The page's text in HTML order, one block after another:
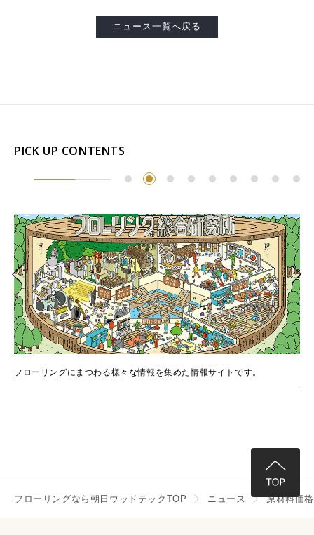
ニュース一覧へ戻る
PICK UP CONTENTS
フローリングにまつわる様々な情報を集めた情報サイトです。
フローリングなら朝日ウッドテックTOP ニュース 原材料価